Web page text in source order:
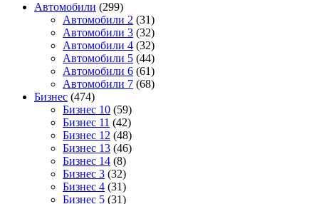
Автомобили (299)
Автомобили 2 (31)
Автомобили 3 (32)
Автомобили 4 (32)
Автомобили 5 (44)
Автомобили 6 (61)
Автомобили 7 (68)
Бизнес (474)
Бизнес 10 (59)
Бизнес 11 (42)
Бизнес 12 (48)
Бизнес 13 (46)
Бизнес 14 (8)
Бизнес 3 (32)
Бизнес 4 (31)
Бизнес 5 (31)